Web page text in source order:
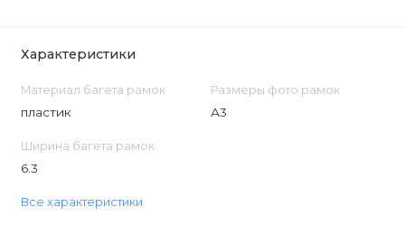
Характеристики
Материал багета рамок
пластик
Размеры фото рамок
А3
Ширина багета рамок
6.3
Все характеристики